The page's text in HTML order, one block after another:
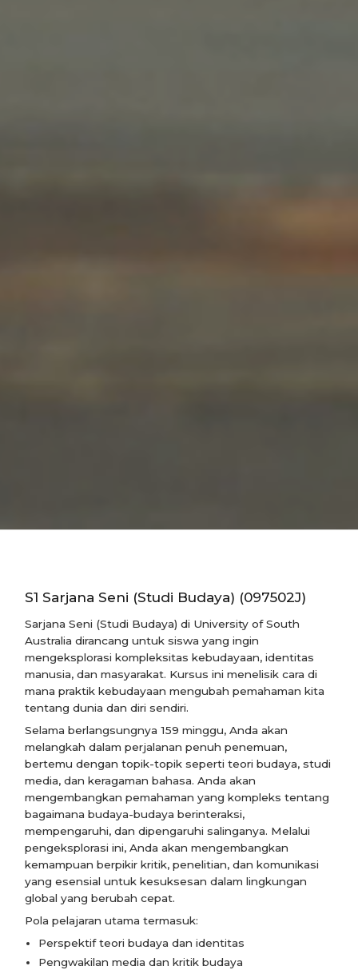
S1 Sarjana Seni (Studi Budaya) (097502J)
Sarjana Seni (Studi Budaya) di University of South
Australia dirancang untuk siswa yang ingin
mengeksplorasi kompleksitas kebudayaan, identitas
manusia, dan masyarakat. Kursus ini menelisik cara di
mana praktik kebudayaan mengubah pemahaman kita
tentang dunia dan diri sendiri.
Selama berlangsungnya 159 minggu, Anda akan
melangkah dalam perjalanan penuh penemuan,
bertemu dengan topik-topik seperti teori budaya, studi
media, dan keragaman bahasa. Anda akan
mengembangkan pemahaman yang kompleks tentang
bagaimana budaya-budaya berinteraksi,
mempengaruhi, dan dipengaruhi salinganya. Melalui
pengeksplorasi ini, Anda akan mengembangkan
kemampuan berpikir kritik, penelitian, dan komunikasi
yang esensial untuk kesuksesan dalam lingkungan
global yang berubah cepat.
Pola pelajaran utama termasuk:
Perspektif teori budaya dan identitas
Pengwakilan media dan kritik budaya